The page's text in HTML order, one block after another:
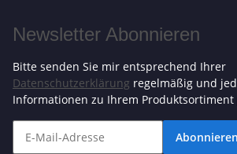
Newsletter Abonnieren
Bitte senden Sie mir entsprechend Ihrer
Datenschutzerklärung regelmäßig und
Informationen zu Ihrem Produktsortiment
Abonnieren